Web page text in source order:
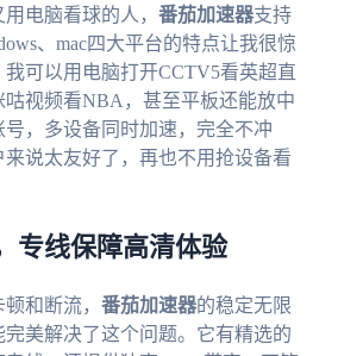
电脑看球的人， 番茄加速器支持
、mac四大平台的特点让我很惊
可以用电脑打开CCTV5看英超直
视频看NBA，甚至平板还能放中
，多设备同时加速，完全不冲
说太友好了，再也不用抢设备看
专线保障高清体验
和断流， 番茄加速器的稳定无限
美解决了这个问题。它有精选的